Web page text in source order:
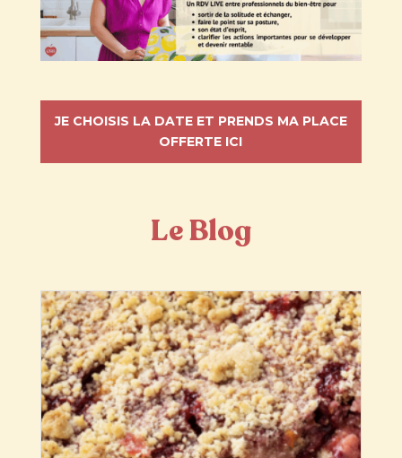
JE CHOISIS LA DATE ET PRENDS MA PLACE
OFFERTE ICI
Le Blog